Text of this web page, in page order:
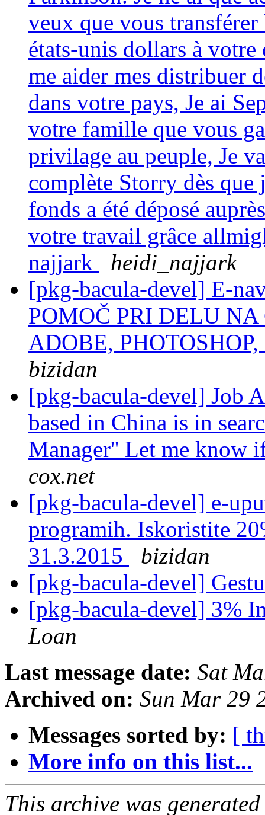
veux que vous
états-unis dollars à
me aider mes distribuer
dans votre pays, Je ai
votre famille que vous
privilage au peuple, Je
complète Storry dès que
fonds a été déposé
votre travail grâce
najjark
heidi_najjark
[pkg-bacula-devel] E-
POMOČ PRI DELU
ADOBE,
bizidan
[pkg-bacula-devel] Job
based in China is in
Manager'' Let me know
cox.net
[pkg-bacula-devel] e-
programih. Iskoristite
31.3.2015
bizidan
[pkg-bacula-devel]
[pkg-bacula-devel] 3%
Loan
Last message date: Sat
Archived on: Sun Mar 29
Messages sorted by: [
More info on this list...
This archive was